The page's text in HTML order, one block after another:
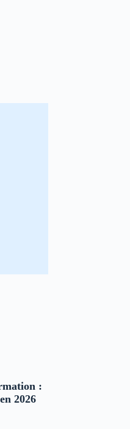
:
2026